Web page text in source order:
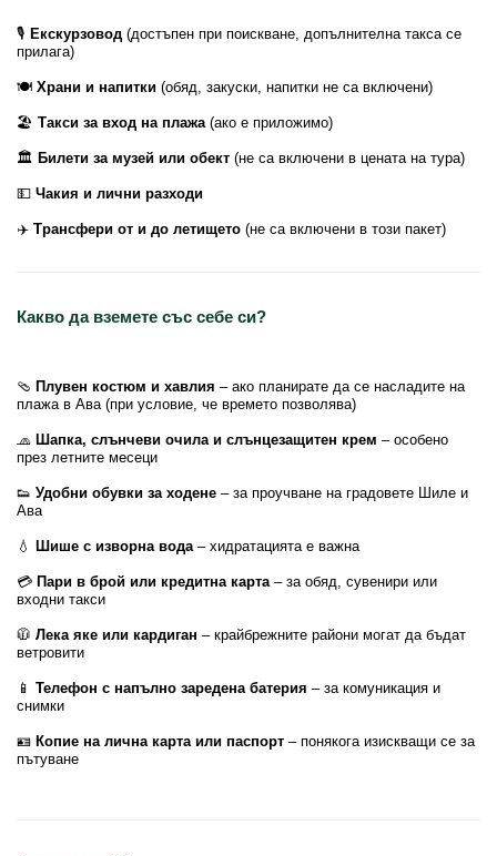
🎙️ Екскурзовод (достъпен при поискване, допълнителна такса се
прилага)
🍽️ Храни и напитки (обяд, закуски, напитки не са включени)
🏖️ Такси за вход на плажа(ако е приложимо)
🏛️ Билети за музей или обект (не са включени в цената на тура)
💵 Чакия и лични разходи
✈️ Трансфери от и до летището (не са включени в този пакет)
Какво да вземете със себе си?
🩴 Плувен костюм и хавлия – ако планирате да се насладите на
плажа в Ава (при условие, че времето позволява)
🧢 Шапка, слънчеви очила и слънцезащитен крем – особено
през летните месеци
👟 Удобни обувки за ходене – за проучване на градовете Шиле и
Ава
💧 Шише с изворна вода– хидратацията е важна
💳 Пари в брой или кредитна карта– за обяд, сувенири или
входни такси
🧥 Лека яке или кардиган – крайбрежните райони могат да бъдат
ветровити
📱 Телефон с напълно заредена батерия – за комуникация и
снимки
🪪 Копие на лична карта или паспорт – понякога изискващи се за
пътуване